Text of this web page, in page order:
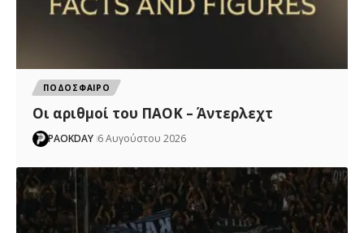
ΠΟΔΟΣΦΑΙΡΟ
Oι αριθμοί του ΠΑΟΚ – Άντερλεχτ
PAOKDAY 6 Αυγούστου 2026